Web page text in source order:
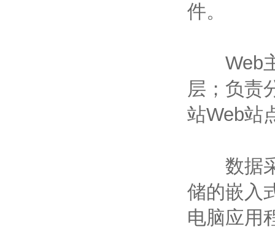
件。
Web主
层；负责
站Web站
数据采
储的嵌入
电脑应用